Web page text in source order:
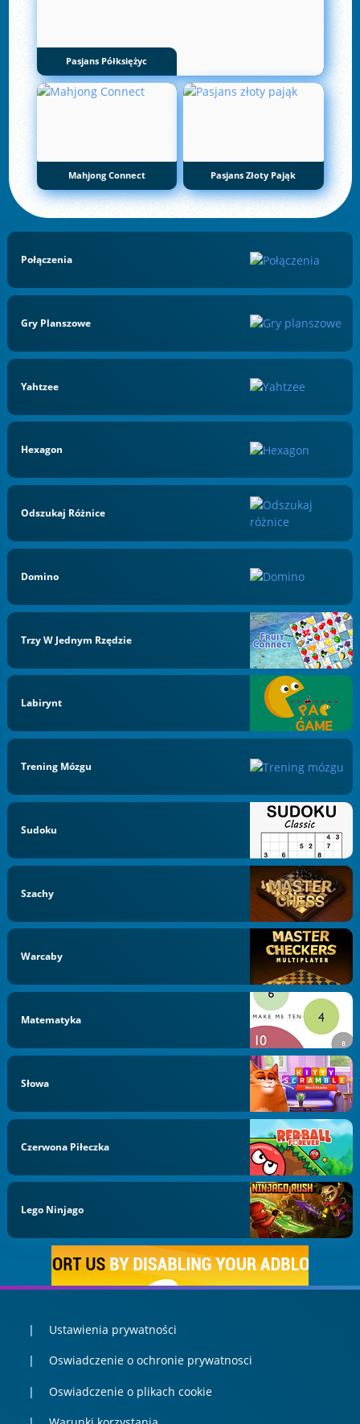
Pasjans Półksiężyc
Mahjong Connect Pasjans Złoty Pająk
Połączenia
Gry Planszowe
Yahtzee
Hexagon
Odszukaj Różnice
Domino
Trzy W Jednym Rzędzie
Labirynt
Trening Mózgu
Sudoku
Szachy
Warcaby
Matematyka
Słowa
Czerwona Piłeczka
Lego Ninjago
Ustawienia prywatności
Oswiadczenie o ochronie prywatnosci
Oswiadczenie o plikach cookie